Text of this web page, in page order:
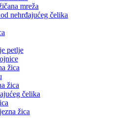
mreža
nehrđajućeg čelika
petlje
žica
žica
čelika
žica